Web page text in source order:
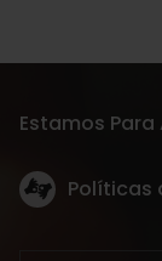
Estamos
Políticas